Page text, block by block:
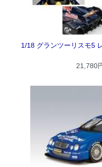
1/18 グランツーリスモ5
21,780